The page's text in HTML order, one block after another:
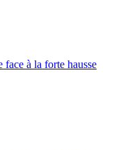
à la forte hausse